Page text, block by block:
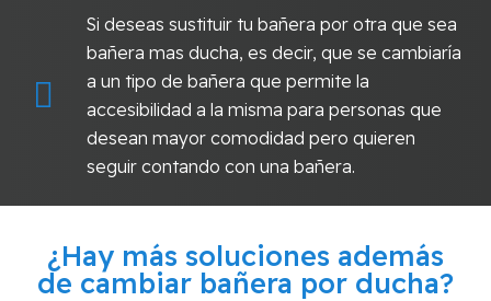
Si deseas sustituir tu bañera por otra que sea
bañera mas ducha, es decir, que se cambiaría
a un tipo de bañera que permite la
accesibilidad a la misma para personas que
desean mayor comodidad pero quieren
seguir contando con una bañera.
¿Hay más soluciones además
de cambiar bañera por ducha?